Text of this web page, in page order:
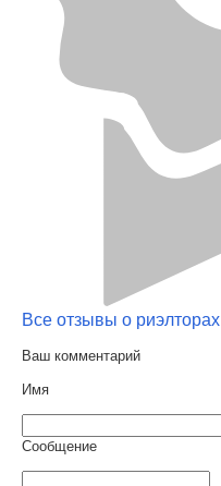
Все отзывы о риэлторах
Ваш комментарий
Имя
Сообщение